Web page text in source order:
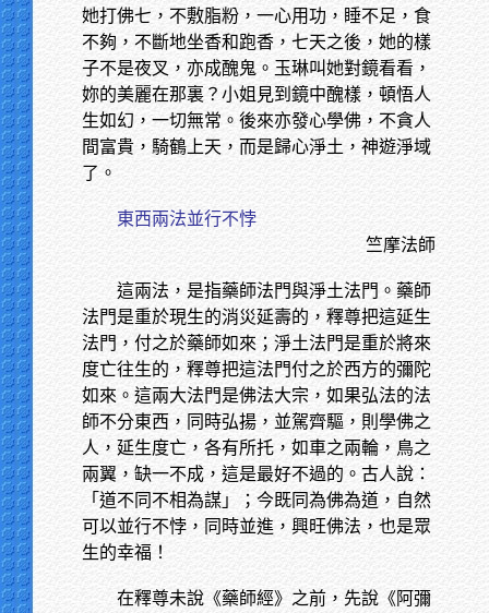
她打佛七，不敷脂粉，一心用功，睡不足，食
不夠，不斷地坐香和跑香，七天之後，她的樣
子不是夜叉，亦成醜鬼。玉琳叫她對鏡看看，
妳的美麗在那裏？小姐見到鏡中醜樣，頓悟人
生如幻，一切無常。後來亦發心學佛，不貪人
間富貴，騎鶴上天，而是歸心淨土，神遊淨域
了。
東西兩法並行不悖
竺摩法師
這兩法，是指藥師法門與淨土法門。藥師
法門是重於現生的消災延壽的，釋尊把這延生
法門，付之於藥師如來；淨土法門是重於將來
度亡往生的，釋尊把這法門付之於西方的彌陀
如來。這兩大法門是佛法大宗，如果弘法的法
師不分東西，同時弘揚，並駕齊驅，則學佛之
人，延生度亡，各有所托，如車之兩輪，鳥之
兩翼，缺一不成，這是最好不過的。古人說：
「道不同不相為謀」；今既同為佛為道，自然
可以並行不悖，同時並進，興旺佛法，也是眾
生的幸福！
在釋尊未說《藥師經》之前，先說《阿彌